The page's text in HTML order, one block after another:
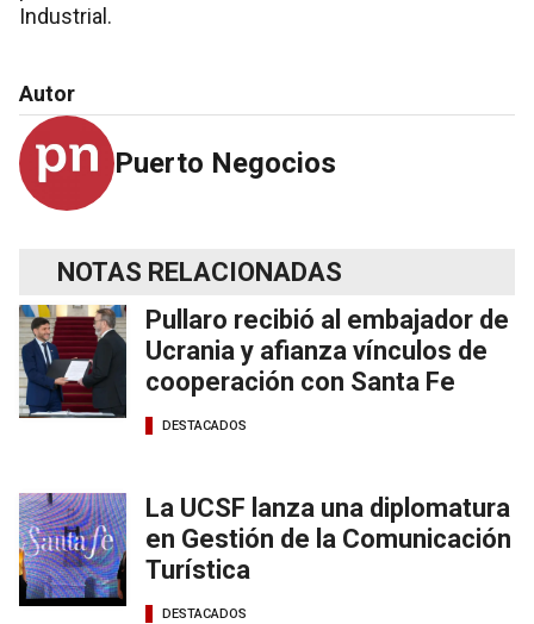
Industrial.
Autor
Puerto Negocios
NOTAS RELACIONADAS
Pullaro recibió al embajador de
Ucrania y afianza vínculos de
cooperación con Santa Fe
DESTACADOS
La UCSF lanza una diplomatura
en Gestión de la Comunicación
Turística
DESTACADOS